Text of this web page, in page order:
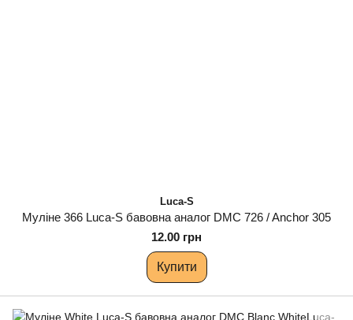
Luca-S
Муліне 366 Luca-S бавовна аналог DMC 726 / Anchor 305
12.00 грн
Купити